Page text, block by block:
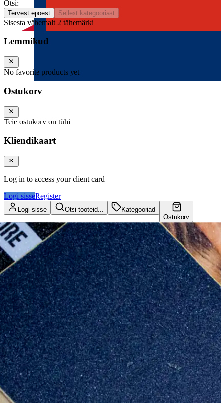
Otsi:
Tervest epoest Sellest kategooriast
Sisesta vähemalt 2 tähemärki
Lemmikud
No favorite products yet
Ostukorv
Teie ostukorv on tühi
Kliendikaart
Log in to access your client card
Logi sisseRegister
Logi sisse Otsi tooteid...
Kategooriad
Ostukorv
Kliendikaart